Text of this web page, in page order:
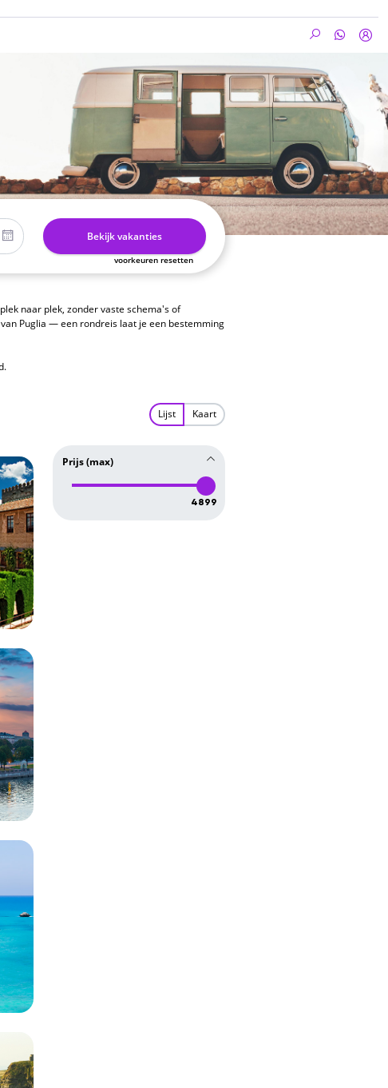
Bekijk vakanties
voorkeuren resetten
naar plek, zonder vaste schema's of
Puglia — een rondreis laat je een bestemming
Lijst Kaart
Prijs (max)
4899